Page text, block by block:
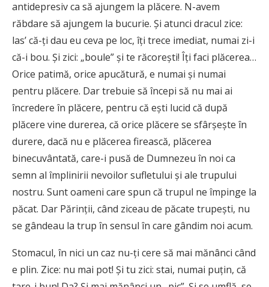
antidepresiv ca să ajungem la plăcere. N-avem
răbdare să ajungem la bucurie. Și atunci dracul zice:
las’ că-ți dau eu ceva pe loc, îți trece imediat, numai zi-i
că-i bou. Și zici: „boule” și te răcorești! Îți faci plăcerea…
Orice patimă, orice apucătură, e numai și numai
pentru plăcere. Dar trebuie să începi să nu mai ai
încredere în plăcere, pentru că ești lucid că după
plăcere vine durerea, că orice plăcere se sfârșește în
durere, dacă nu e plăcerea firească, plăcerea
binecuvântată, care-i pusă de Dumnezeu în noi ca
semn al împlinirii nevoilor sufletului și ale trupului
nostru. Sunt oameni care spun că trupul ne împinge la
păcat. Dar Părinții, când ziceau de păcate trupești, nu
se gândeau la trup în sensul în care gândim noi acum.
Stomacul, în nici un caz nu-ți cere să mai mănânci când
e plin. Zice: nu mai pot! Și tu zici: stai, numai puțin, că